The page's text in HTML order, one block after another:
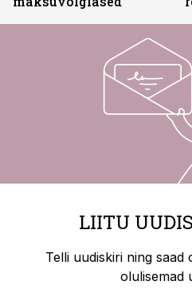
LIITU
Telli uudiskiri ning saad
olulisemad